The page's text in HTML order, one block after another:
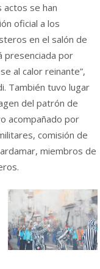
actos se han
oficial a los
en el salón de
presenciada por
al calor reinante”,
También tuvo lugar
del patrón de
acompañado por
comisión de
miembros de